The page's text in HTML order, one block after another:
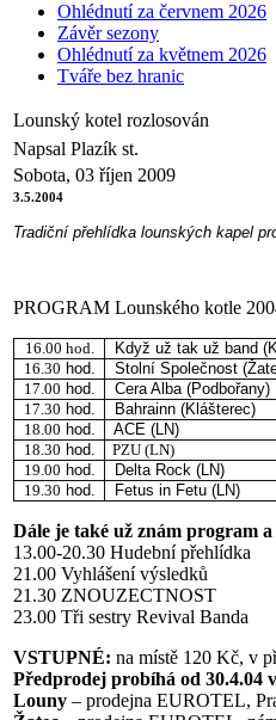
Ohlédnutí za červnem 2026
Závěr sezony
Ohlédnutí za květnem 2026
Tváře bez hranic
Lounský kotel rozlosován
Napsal Plazík st.
Sobota, 03 říjen 2009
3.5.2004
Tradiční přehlídka lounských kapel
PROGRAM Lounského kotle
16.00 hod.
Když už tak už band
16.30 hod.
Stolní Společnost
17.00 hod.
Cera Alba (Podbořany)
17.30 hod.
Bahrainn (Klášterec)
18.00 hod.
ACE (LN)
18.30 hod.
PZU (LN)
19.00 hod.
Delta Rock (LN)
19.30 hod. Fetus in Fetu (LN)
Dále je také už znám program
13.00-20.30 Hudební přehlídka
21.00 Vyhlášení výsledků
21.30 ZNOUZECTNOST
23.00 Tři sestry Revival Banda
VSTUPNÉ: na místě 120 Kč, v
Předprodej probíhá od 30.4.04
Louny – prodejna EUROTEL,